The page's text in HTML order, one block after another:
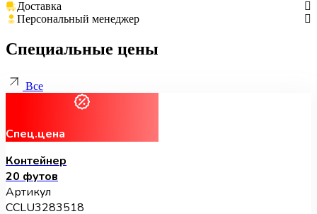
Доставка
Персональный менеджер
Специальные цены
Все
Спец.цена
Контейнер
20 футов
Артикул
CCLU3283518